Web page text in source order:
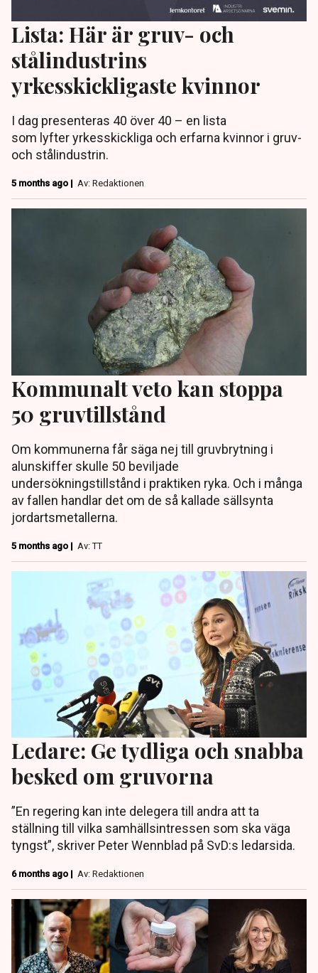
Lista: Här är gruv- och
stålindustrins
yrkesskickligaste kvinnor
I dag presenteras 40 över 40 – en lista
som lyfter yrkesskickliga och erfarna kvinnor i gruv-
och stålindustrin.
5 months ago | Av: Redaktionen
Kommunalt veto kan stoppa
50 gruvtillstånd
Om kommunerna får säga nej till gruvbrytning i
alunskiffer skulle 50 beviljade
undersökningstillstånd i praktiken ryka. Och i många
av fallen handlar det om de så kallade sällsynta
jordartsmetallerna.
5 months ago | Av: TT
Ledare: Ge tydliga och snabba
besked om gruvorna
”En regering kan inte delegera till andra att ta
ställning till vilka samhällsintressen som ska väga
tyngst”, skriver Peter Wennblad på SvD:s ledarsida.
6 months ago | Av: Redaktionen